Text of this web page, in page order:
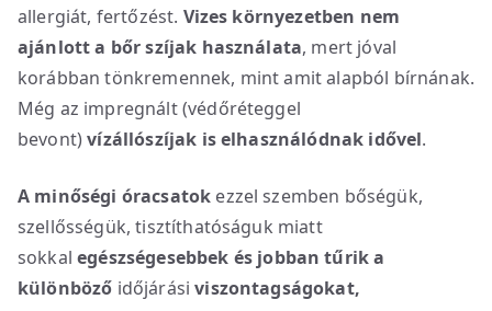
allergiát, fertőzést. Vizes környezetben nem
ajánlott a bőr szíjak használata, mert jóval
korábban tönkremennek, mint amit alapból bírnának.
Még az impregnált (védőréteggel
bevont)vízállószíjak is elhasználódnak idővel.
A minőségi óracsatok ezzel szemben bőségük,
szellősségük, tisztíthatóságuk miatt
sokkalegészségesebbek és jobban tűrik a
különböző időjárásiviszontagságokat,